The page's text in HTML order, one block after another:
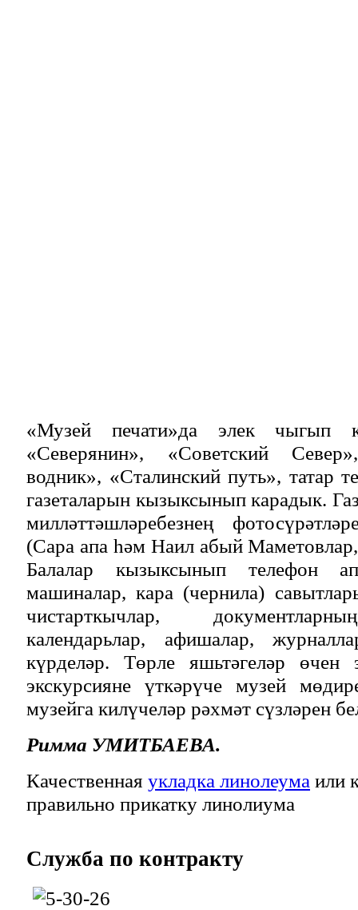
«Музей печати»да элек чыгып
«Северянин», «Советский
водник», «Сталинский путь», татар
газеталарын кызыксынып карадык.
милләттәшләребезнең
(Сара апа һәм Наил абый
Балалар кызыксынып телефон
машиналар, кара (чернила)
чистарткычлар,
календарьлар, афишалар,
күрделәр. Төрле яшьтәгеләр өчен
экскурсияне үткәрүче музей
музейга килүчеләр рәхмәт сүзләрен
Римма УМИТБАЕВА.
Качественная укладка линолеума или
правильно прикатку линолиума
Служба по контракту